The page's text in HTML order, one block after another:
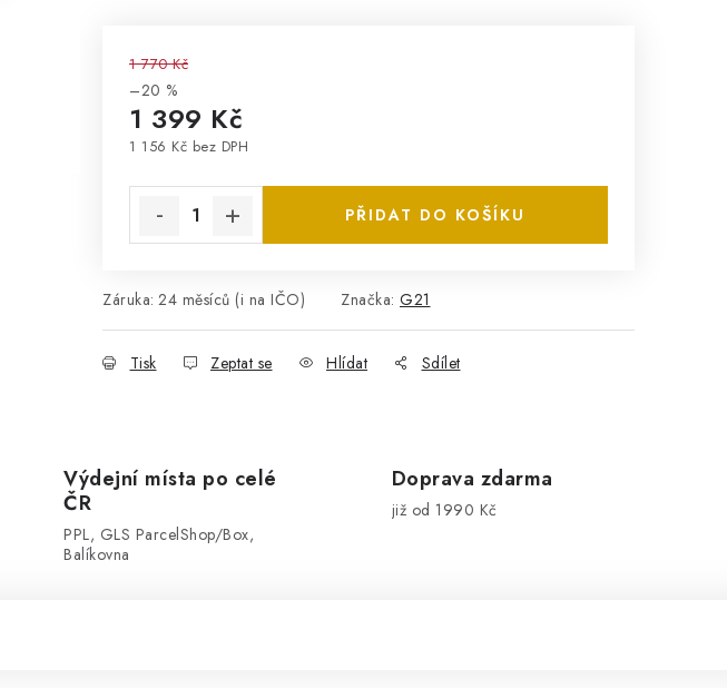
1 770 Kč
–20 %
1 399 Kč
1 156 Kč bez DPH
PŘIDAT DO KOŠÍKU
Záruka: 24 měsíců (i na IČO) Značka: G21
Tisk Zeptat se Hlídat Sdílet
Výdejní místa po celé
ČR
PPL, GLS ParcelShop/Box,
Balíkovna
Doprava zdarma
již od 1990 Kč